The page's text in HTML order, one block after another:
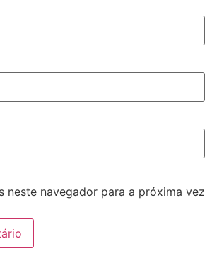
neste navegador para a próxima vez